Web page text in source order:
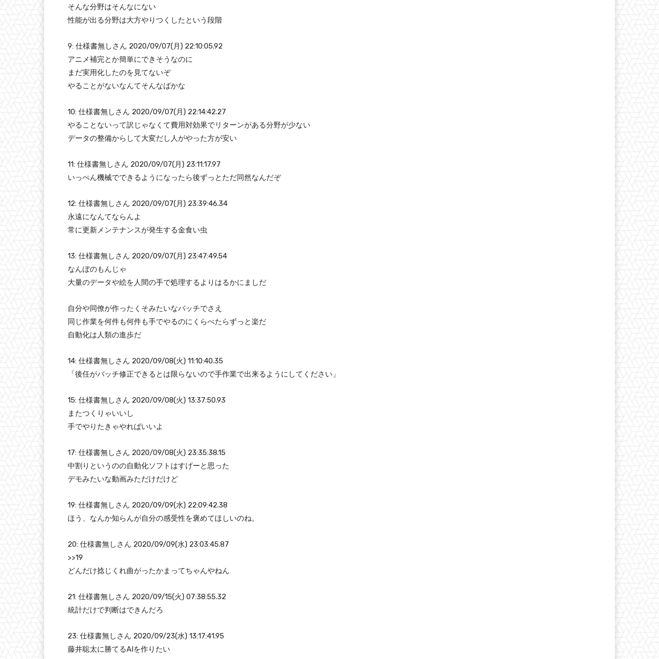
そんな分野はそんなにない
性能が出る分野は大方やりつくしたという段階
9: 仕様書無しさん 2020/09/07(月) 22:10:05.92
アニメ補完とか簡単にできそうなのに
まだ実用化したのを見てないぞ
やることがないなんてそんなばかな
10: 仕様書無しさん 2020/09/07(月) 22:14:42.27
やることないって訳じゃなくて費用対効果でリターンがある分野が少ない
データの整備からして大変だし人がやった方が安い
11: 仕様書無しさん 2020/09/07(月) 23:11:17.97
いっぺん機械でできるようになったら後ずっとただ同然なんだぞ
12: 仕様書無しさん 2020/09/07(月) 23:39:46.34
永遠になんてならんよ
常に更新メンテナンスが発生する金食い虫
13: 仕様書無しさん 2020/09/07(月) 23:47:49.54
なんぼのもんじゃ
大量のデータや絵を人間の手で処理するよりはるかにましだ
自分や同僚が作ったくそみたいなバッチでさえ
同じ作業を何件も何件も手でやるのにくらべたらずっと楽だ
自動化は人類の進歩だ
14: 仕様書無しさん 2020/09/08(火) 11:10:40.35
「後任がバッチ修正できるとは限らないので手作業で出来るようにしてください」
15: 仕様書無しさん 2020/09/08(火) 13:37:50.93
またつくりゃいいし
手でやりたきゃやればいいよ
17: 仕様書無しさん 2020/09/08(火) 23:35:38.15
中割りというのの自動化ソフトはすげーと思った
デモみたいな動画みただけだけど
19: 仕様書無しさん 2020/09/09(水) 22:09:42.38
ほう、なんか知らんが自分の感受性を褒めてほしいのね。
20: 仕様書無しさん 2020/09/09(水) 23:03:45.87
>>19
どんだけ捻じくれ曲がったかまってちゃんやねん
21: 仕様書無しさん 2020/09/15(火) 07:38:55.32
統計だけで判断はできんだろ
23: 仕様書無しさん 2020/09/23(水) 13:17:41.95
藤井聡太に勝てるAIを作りたい